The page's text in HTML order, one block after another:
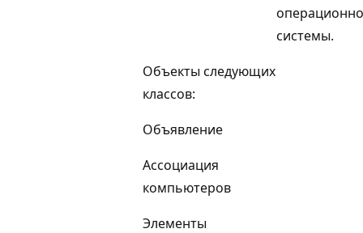
системы.
Объекты следующих
классов:
Объявление
Ассоциация
компьютеров
Элементы